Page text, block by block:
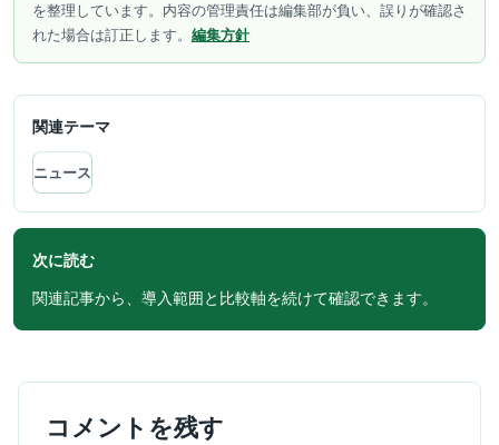
を整理しています。内容の管理責任は編集部が負い、誤りが確認さ
れた場合は訂正します。 編集方針
関連テーマ
ニュース
次に読む
関連記事から、導入範囲と比較軸を続けて確認できます。
コメントを残す